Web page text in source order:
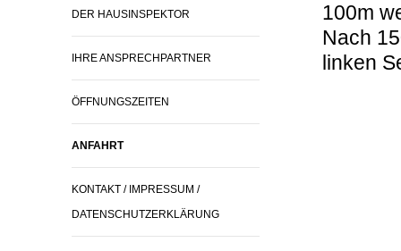
DER HAUSINSPEKTOR
IHRE ANSPRECHPARTNER
ÖFFNUNGSZEITEN
ANFAHRT
KONTAKT / IMPRESSUM /
DATENSCHUTZERKLÄRUNG
100m
Nach
linken